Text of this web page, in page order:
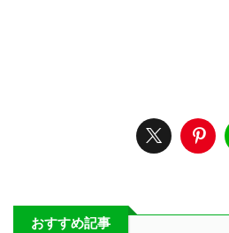
おすすめ記事